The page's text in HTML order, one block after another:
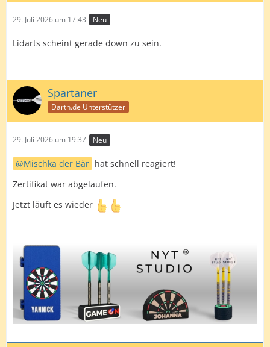
29. Juli 2026 um 17:43 Neu
Lidarts scheint gerade down zu sein.
Spartaner
Dartn.de Unterstützer
29. Juli 2026 um 19:37 Neu
Mischka der Bär hat schnell reagiert!
Zertifikat war abgelaufen.
Jetzt läuft es wieder